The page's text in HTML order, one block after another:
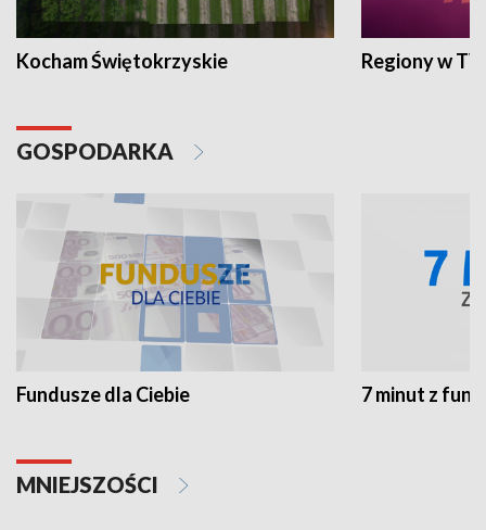
Kocham Świętokrzyskie Regiony w
GOSPODARKA
Fundusze dla Ciebie 7 minut z
MNIEJSZOŚCI